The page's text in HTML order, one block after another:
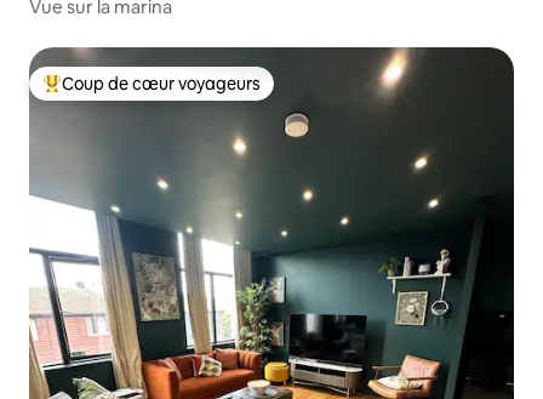
Vue sur la marina
Coups de cœur voyageurs les plus appréciés
Coup de cœur voyageurs